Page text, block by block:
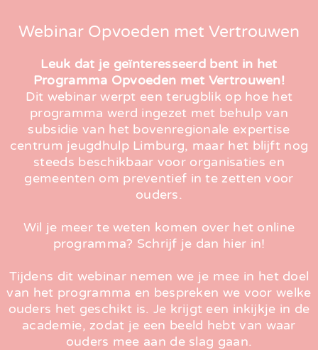
Webinar Opvoeden met Vertrouwen
Leuk dat je geïnteresseerd bent in het
Programma Opvoeden met Vertrouwen!
Dit webinar werpt een terugblik op hoe het
programma werd ingezet met behulp van
subsidie van het bovenregionale expertise
centrum jeugdhulp Limburg, maar het blijft nog
steeds beschikbaar voor organisaties en
gemeenten om preventief in te zetten voor
ouders.
Wil je meer te weten komen over het online
programma? Schrijf je dan hier in!
Tijdens dit webinar nemen we je mee in het doel
van het programma en bespreken we voor welke
ouders het geschikt is. Je krijgt een inkijkje in de
academie, zodat je een beeld hebt van waar
ouders mee aan de slag gaan.